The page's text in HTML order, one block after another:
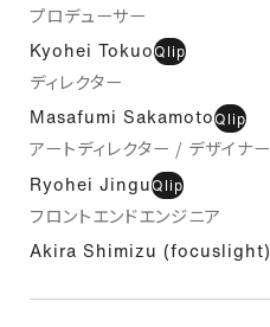
プロデューサー
Kyohei TokuoQlip
ディレクター
Masafumi SakamotoQlip
アートディレクター / デザイナー
Ryohei JinguQlip
フロントエンドエンジニア
Akira Shimizu (focuslight)